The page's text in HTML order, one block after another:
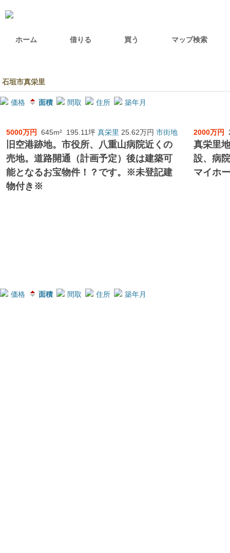
ホーム 借りる 買う マップ検索
石垣市真栄里
価格 面積 間取 住所 築年月
5000万円 645m² 195.11坪 真栄里 25.62万円 市街地
旧空港跡地。市役所、八重山病院近くの
売地。道路開通（計画予定）後は建築可
能となるお宝物件！？です。※未登記建
物付き※
2000万円
真栄里
設、病
マイホ
価格 面積 間取 住所 築年月